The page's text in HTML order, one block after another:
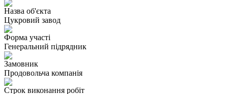
Назва об'єкта
Цукровий завод
Форма участі
Генеральний підрядник
Замовник
Продовольча компанія
Строк виконання робіт